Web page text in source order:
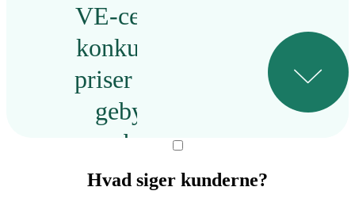
VE-certificeret el til
konkurrencedygtige
priser – uden skjulte
gebyrer og uden
abonnement.
Hvad siger kunderne?